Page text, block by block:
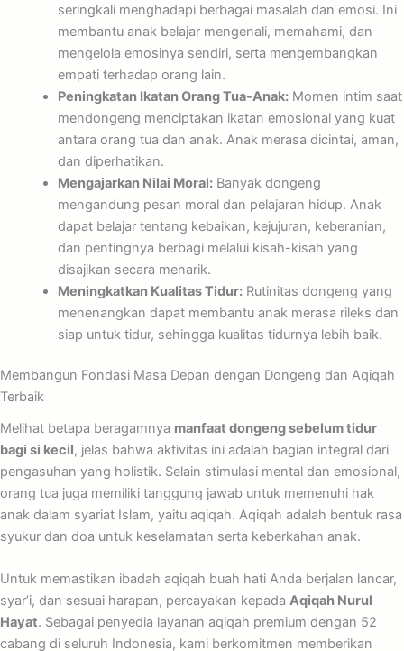
seringkali menghadapi berbagai masalah dan emosi. Ini
membantu anak belajar mengenali, memahami, dan
mengelola emosinya sendiri, serta mengembangkan
empati terhadap orang lain.
Peningkatan Ikatan Orang Tua-Anak:Momen intim saat
mendongeng menciptakan ikatan emosional yang kuat
antara orang tua dan anak. Anak merasa dicintai, aman,
dan diperhatikan.
Mengajarkan Nilai Moral:Banyak dongeng
mengandung pesan moral dan pelajaran hidup. Anak
dapat belajar tentang kebaikan, kejujuran, keberanian,
dan pentingnya berbagi melalui kisah-kisah yang
disajikan secara menarik.
Meningkatkan Kualitas Tidur:Rutinitas dongeng yang
menenangkan dapat membantu anak merasa rileks dan
siap untuk tidur, sehingga kualitas tidurnya lebih baik.
Membangun Fondasi Masa Depan dengan Dongeng dan Aqiqah
Terbaik
Melihat betapa beragamnya manfaat dongeng sebelum tidur
bagi si kecil, jelas bahwa aktivitas ini adalah bagian integral dari
pengasuhan yang holistik. Selain stimulasi mental dan emosional,
orang tua juga memiliki tanggung jawab untuk memenuhi hak
anak dalam syariat Islam, yaitu aqiqah. Aqiqah adalah bentuk rasa
syukur dan doa untuk keselamatan serta keberkahan anak.
Untuk memastikan ibadah aqiqah buah hati Anda berjalan lancar,
syar’i, dan sesuai harapan, percayakan kepada Aqiqah Nurul
Hayat. Sebagai penyedia layanan aqiqah premium dengan 52
cabang di seluruh Indonesia, kami berkomitmen memberikan